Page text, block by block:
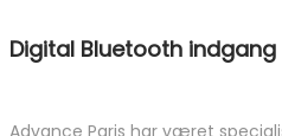
Digital Bluetooth indgang